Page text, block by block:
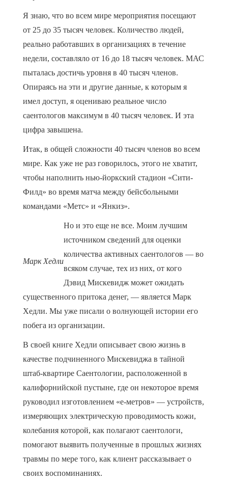
Я знаю, что во всем мире мероприятия посещают
от 25 до 35 тысяч человек. Количество людей,
реально работавших в организациях в течение
недели, составляло от 16 до 18 тысяч человек. МАС
пыталась достичь уровня в 40 тысяч членов.
Опираясь на эти и другие данные, к которым я
имел доступ, я оцениваю реальное число
саентологов максимум в 40 тысяч человек. И эта
цифра завышена.
Итак, в общей сложности 40 тысяч членов во всем
мире. Как уже не раз говорилось, этого не хватит,
чтобы наполнить нью-йоркский стадион «Сити-
Филд» во время матча между бейсбольными
командами «Метс» и «Янкиз».
Марк Хедли
Но и это еще не все. Моим лучшим
источником сведений для оценки
количества активных саентологов — во
всяком случае, тех из них, от кого
Дэвид Мискевидж может ожидать
существенного притока денег, — является Марк
Хедли. Мы уже писали о волнующей истории его
побега из организации.
В своей книге Хедли описывает свою жизнь в
качестве подчиненного Мискевиджа в тайной
штаб-квартире Саентологии, расположенной в
калифорнийской пустыне, где он некоторое время
руководил изготовлением «е-метров» — устройств,
измеряющих электрическую проводимость кожи,
колебания которой, как полагают саентологи,
помогают выявить полученные в прошлых жизнях
травмы по мере того, как клиент рассказывает о
своих воспоминаниях.